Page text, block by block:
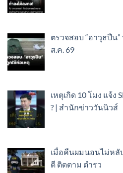
ตรวจสอบ “อาวุธปืน
ส.ค. 69
เหตุเกิด 10 โมง แจ้ง
? | สำนักข่าววันนิวส์
เมื่อคืนผมนอนไม่หลั
ดี ติดตาม ตำรว